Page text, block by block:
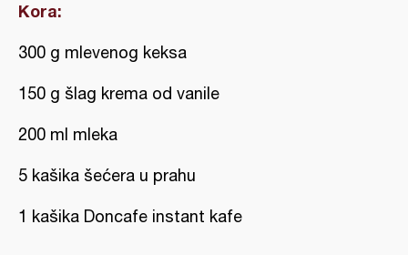
Kora:
300 g mlevenog keksa
150 g šlag krema od vanile
200 ml mleka
5 kašika šećera u prahu
1 kašika Doncafe instant kafe